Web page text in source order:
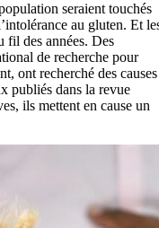
seraient touchés
au gluten. Et
fil des années. Des
de recherche pour
, ont recherché des causes
publiés dans la revue
, ils mettent en causeun